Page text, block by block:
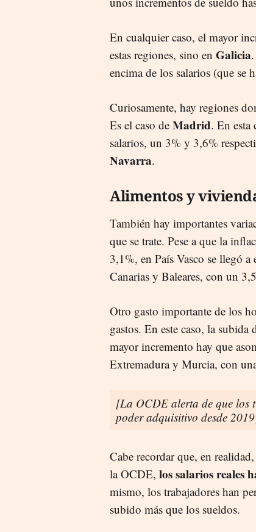
En cualquier caso, el mayor
estas regiones, sino en Galicia
encima de los salarios (que se
Curiosamente, hay regiones
Es el caso de Madrid. En
salarios, un 3% y 3,6%
Navarra.
Alimentos y
También hay importantes
que se trate. Pese a que la
3,1%, en País Vasco se llegó
Canarias y Baleares, con un
Otro gasto importante de los
gastos. En este caso, la
mayor incremento hay que
Extremadura y Murcia, con
[La OCDE alerta de que los
poder adquisitivo desde
Cabe recordar que, en
la OCDE, los salarios reales
mismo, los trabajadores han
subido más que los sueldos.